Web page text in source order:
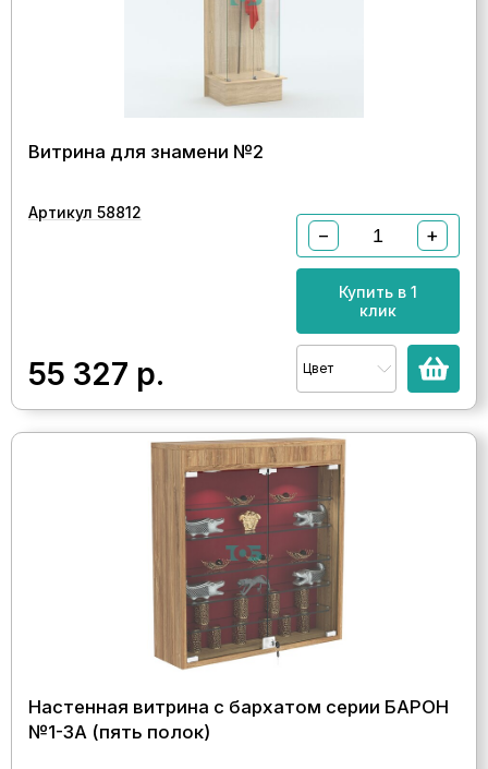
Витрина для знамени №2
Артикул 58812
55 327 р.
− +
Купить в 1
клик
Цвет
Настенная витрина с бархатом серии БАРОН
№1-3А (пять полок)